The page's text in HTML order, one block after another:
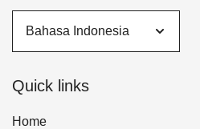
Quick links
Home